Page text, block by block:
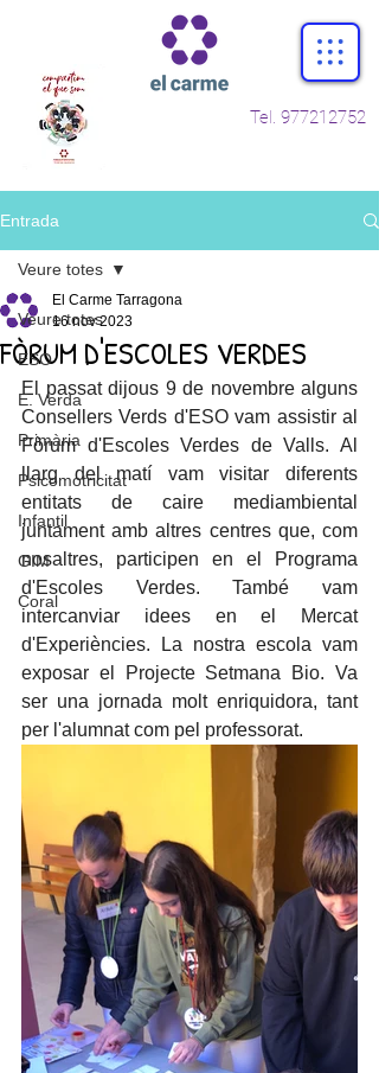
Tel. 977212752
Entrada
Veure totes
ESO
E. Verda
Primària
Psicomotricitat
Infantil
GIM
Coral
Veure totes
FÒRUM D'ESCOLES VERDES
El Carme Tarragona
16 nov 2023
El passat dijous 9 de novembre alguns
Consellers Verds d'ESO vam assistir al
Fòrum d'Escoles Verdes de Valls. Al
llarg del matí vam visitar diferents
entitats de caire mediambiental
juntament amb altres centres que, com
nosaltres, participen en el Programa
d'Escoles Verdes. També vam
intercanviar idees en el Mercat
d'Experiències. La nostra escola vam
exposar el Projecte Setmana Bio. Va
ser una jornada molt enriquidora, tant
per l'alumnat com pel professorat.